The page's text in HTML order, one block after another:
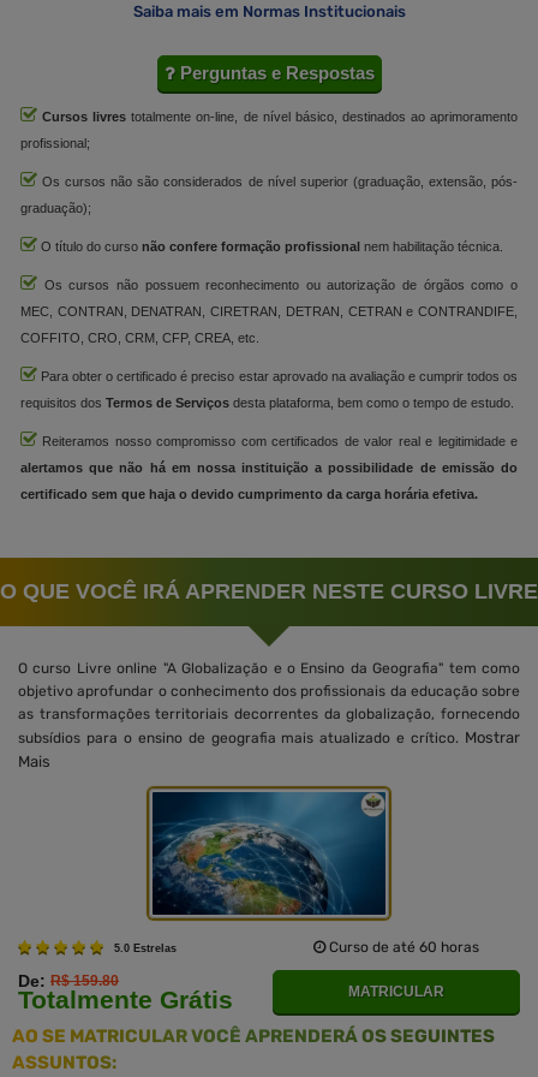
Saiba mais em Normas Institucionais
Perguntas e Respostas
Cursos livres totalmente on-line, de nível básico, destinados ao aprimoramento
profissional;
Os cursos não são considerados de nível superior (graduação, extensão, pós-
graduação);
O título do curso não confere formação profissional nem habilitação técnica.
Os cursos não possuem reconhecimento ou autorização de órgãos como o
MEC, CONTRAN, DENATRAN, CIRETRAN, DETRAN, CETRAN e CONTRANDIFE,
COFFITO, CRO, CRM, CFP, CREA, etc.
Para obter o certificado é preciso estar aprovado na avaliação e cumprir todos os
requisitos dos Termos de Serviços desta plataforma, bem como o tempo de estudo.
Reiteramos nosso compromisso com certificados de valor real e legitimidade e
alertamos que não há em nossa instituição a possibilidade de emissão do
certificado sem que haja o devido cumprimento da carga horária efetiva.
O QUE VOCÊ IRÁ APRENDER NESTE CURSO LIVRE
O curso Livre online "A Globalização e o Ensino da Geografia" tem como
objetivo aprofundar o conhecimento dos profissionais da educação sobre
as transformações territoriais decorrentes da globalização, fornecendo
subsídios para o ensino de geografia mais atualizado e crítico. Mostrar
Mais
5.0 Estrelas Curso de até 60 horas
De: R$ 159.80
Totalmente Grátis MATRICULAR
AO SE MATRICULAR VOCÊ APRENDERÁ OS SEGUINTES
ASSUNTOS: